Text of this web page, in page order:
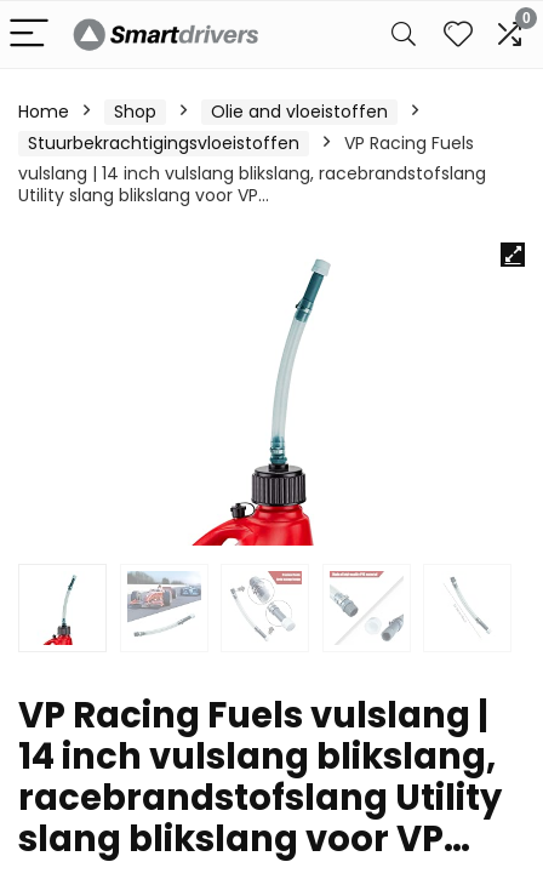
0
Home Shop
Olie and vloeistoffen
Stuurbekrachtigingsvloeistoffen
VP Racing Fuels
vulslang | 14 inch vulslang blikslang, racebrandstofslang
Utility slang blikslang voor VP…
VP Racing Fuels vulslang |
14 inch vulslang blikslang,
racebrandstofslang Utility
slang blikslang voor VP…